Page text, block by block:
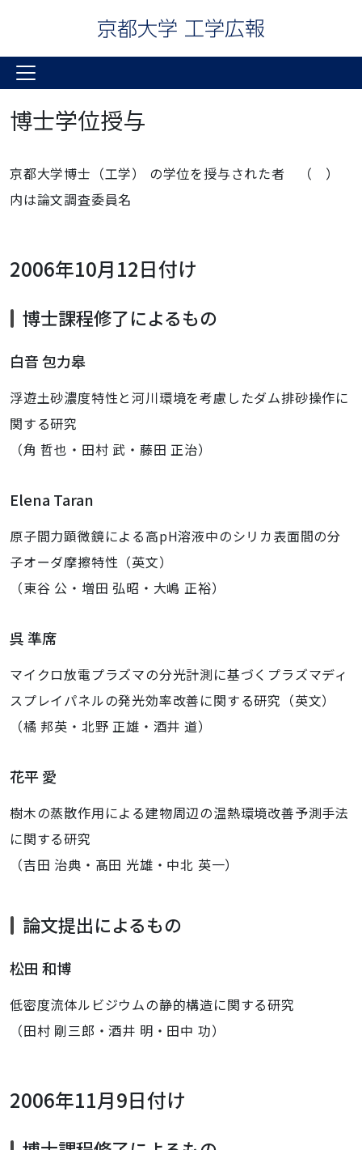
博士学位授与
京都大学博士（工学） の学位を授与された者 （ ）
内は論文調査委員名
2006年10月12日付け
博士課程修了によるもの
白音 包力皋
浮遊土砂濃度特性と河川環境を考慮したダム排砂操作に
関する研究
（角 哲也・田村 武・藤田 正治）
Elena Taran
原子間力顕微鏡による高pH溶液中のシリカ表面間の分
子オーダ摩擦特性（英文）
（東谷 公・増田 弘昭・大嶋 正裕）
呉 準席
マイクロ放電プラズマの分光計測に基づくプラズマディ
スプレイパネルの発光効率改善に関する研究（英文）
（橘 邦英・北野 正雄・酒井 道）
花平 愛
樹木の蒸散作用による建物周辺の温熱環境改善予測手法
に関する研究
（吉田 治典・髙田 光雄・中北 英一）
論文提出によるもの
松田 和博
低密度流体ルビジウムの静的構造に関する研究
（田村 剛三郎・酒井 明・田中 功）
2006年11月9日付け